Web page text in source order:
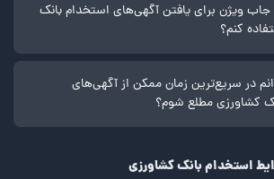
ویژن برای یافتن آگهی‌های استخدام بانک
کنم؟
در سریع‌ترین زمان ممکن از آگهی‌های
کشاورزی مطلع شوم؟
استخدام بانک کشاورزی